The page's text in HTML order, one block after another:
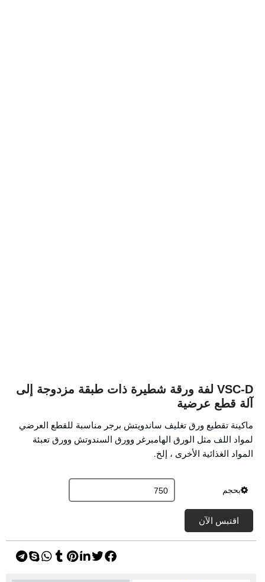
VSC-D لفة ورقة شطيرة ذات طبقة مزدوجة إلى
آلة قطع عرضية
ماكينة تقطيع ورق تغليف ساندويتش برجر مناسبة للقطع العرضي
لمواد اللف مثل الورق الهامبرغر وورق السندوتش وورق تعبئة
المواد الغذائية الأخرى ، إلخ.
بحجم
اقتبس الآن